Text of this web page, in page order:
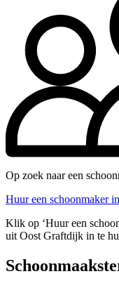
Op zoek naar een
Huur een schoonmaker in
Klik op ‘Huur een
uit Oost Graftdijk in te